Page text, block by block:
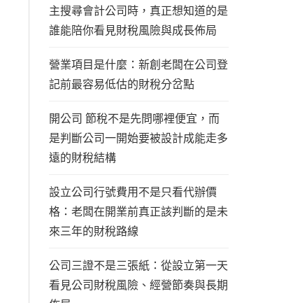
主搜尋會計公司時，真正想知道的是
誰能陪你看見財稅風險與成長佈局
營業項目是什麼：新創老闆在公司登
記前最容易低估的財稅分岔點
開公司 節稅不是先問哪裡便宜，而
是判斷公司一開始要被設計成能走多
遠的財稅結構
設立公司行號費用不是只看代辦價
格：老闆在開業前真正該判斷的是未
來三年的財稅路線
公司三證不是三張紙：從設立第一天
看見公司財稅風險、經營節奏與長期